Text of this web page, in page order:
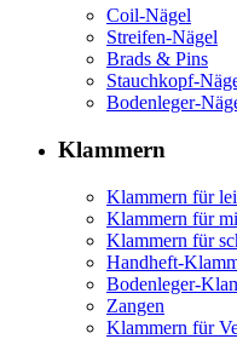
Coil-Nägel
Streifen-Nägel
Brads & Pins
Stauchkopf-
Bodenleger-
Klammern
Klammern für
Klammern für
Klammern für
Handheft-
Bodenleger-
Zangen
Klammern für